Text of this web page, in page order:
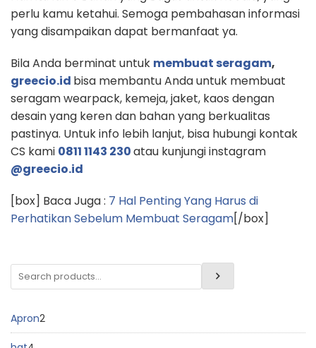
perlu kamu ketahui. Semoga pembahasan informasi
yang disampaikan dapat bermanfaat ya.
Bila Anda berminat untuk membuat seragam,
greecio.id bisa membantu Anda untuk membuat
seragam wearpack, kemeja, jaket, kaos dengan
desain yang keren dan bahan yang berkualitas
pastinya. Untuk info lebih lanjut, bisa hubungi kontak
CS kami 0811 1143 230atau kunjungi instagram
@greecio.id
[box] Baca Juga : 7 Hal Penting Yang Harus di
Perhatikan Sebelum Membuat Seragam[/box]
Apron2